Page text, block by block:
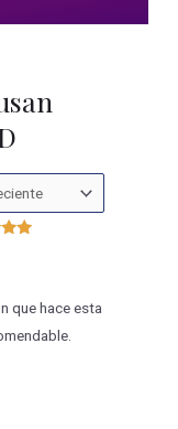
que hace esta